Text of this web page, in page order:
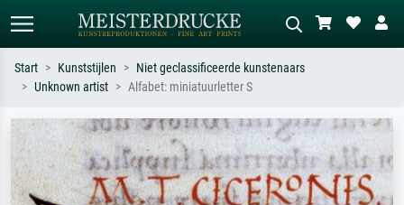
Zoek op kunstenaar, titel of stijl – bijv.
Monet, Sterrennacht, impressionisme,
Hokusai-golf, naakt.
Beschrijf de scène – bijv. groene
weide, abstract met veel rood, donker
olieverfschilderij, staand naakt naast
een boom.
Start Kunststijlen
Niet geclassificeerde kunstenaars
Unknown artist
Alfabet: miniatuurletter S